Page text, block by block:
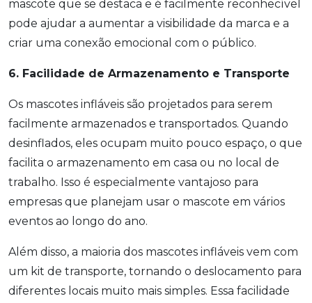
mascote que se destaca e é facilmente reconhecível
pode ajudar a aumentar a visibilidade da marca e a
criar uma conexão emocional com o público.
6. Facilidade de Armazenamento e Transporte
Os mascotes infláveis são projetados para serem
facilmente armazenados e transportados. Quando
desinflados, eles ocupam muito pouco espaço, o que
facilita o armazenamento em casa ou no local de
trabalho. Isso é especialmente vantajoso para
empresas que planejam usar o mascote em vários
eventos ao longo do ano.
Além disso, a maioria dos mascotes infláveis vem com
um kit de transporte, tornando o deslocamento para
diferentes locais muito mais simples. Essa facilidade